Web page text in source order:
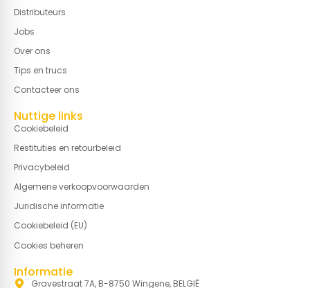
Distributeurs
Jobs
Over ons
Tips en trucs
Contacteer ons
Nuttige links
Cookiebeleid
Restituties en retourbeleid
Privacybeleid
Algemene verkoopvoorwaarden
Juridische informatie
Cookiebeleid (EU)
Cookies beheren
Informatie
Gravestraat 7A, B-8750 Wingene, BELGIË